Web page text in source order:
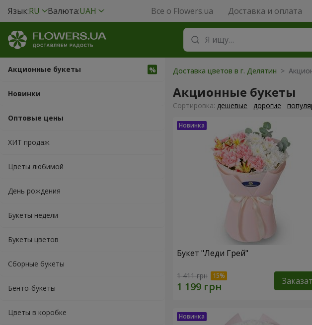
Язык:RU Валюта:UAH Все о Flowers.ua Доставка и оплата
Акционные букеты
Новинки
Оптовые цены
ХИТ продаж
Цветы любимой
День рождения
Букеты недели
Букеты цветов
Сборные букеты
Бенто-букеты
Цветы в коробке
Доставка цветов в г. Делятин >
Акционные букеты
Cортировка: дешевые дорогие
Букет "Леди Грей"
1 411 грн